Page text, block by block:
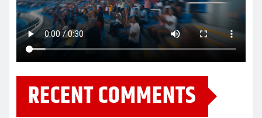
RECENT COMMENTS